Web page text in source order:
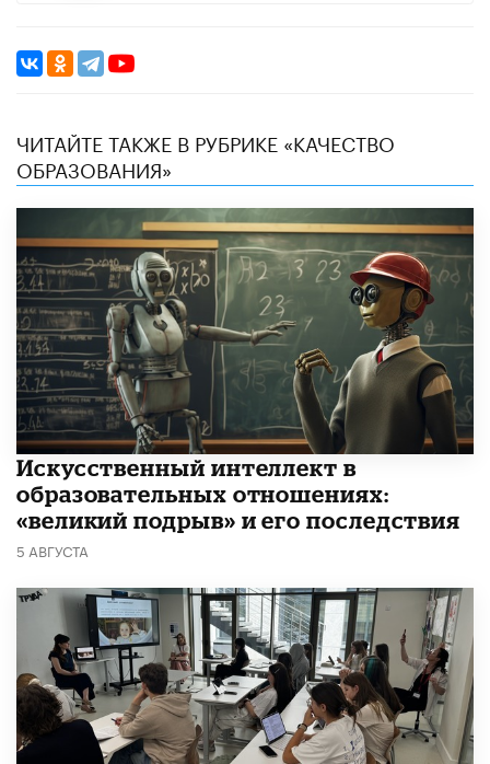
ЧИТАЙТЕ ТАКЖЕ В РУБРИКЕ «КАЧЕСТВО
ОБРАЗОВАНИЯ»
​Искусственный интеллект в
образовательных отношениях:
«великий подрыв» и его последствия
5 АВГУСТА